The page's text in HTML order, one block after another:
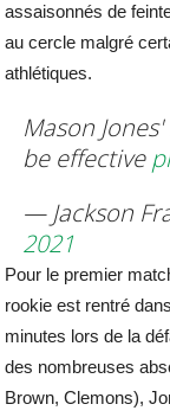
assaisonnés de
au cercle malgré
athlétiques.
Mason
be effective
— Jackson
2021
Pour le premier
rookie est rentré
minutes lors de la
des nombreuses
Brown, Clemons),